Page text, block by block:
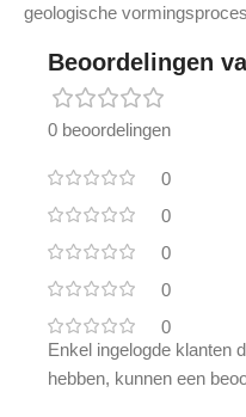
geologische
Beoordelingen
0 beoordelingen
0
0
0
0
0
Enkel ingelogde klanten
hebben, kunnen een